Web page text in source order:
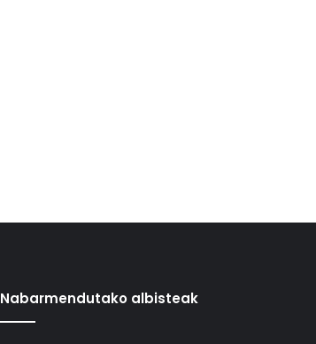
Nabarmendutako albisteak